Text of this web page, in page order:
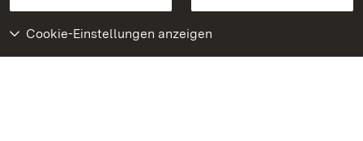
Cookie-Einstellungen anzeigen
Weiteres